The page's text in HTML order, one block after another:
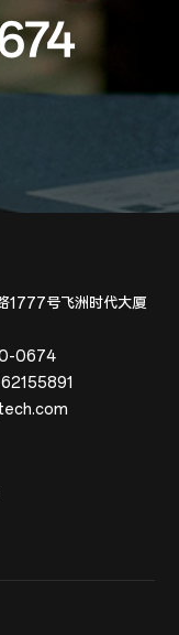
1777号飞洲时代大厦
0674